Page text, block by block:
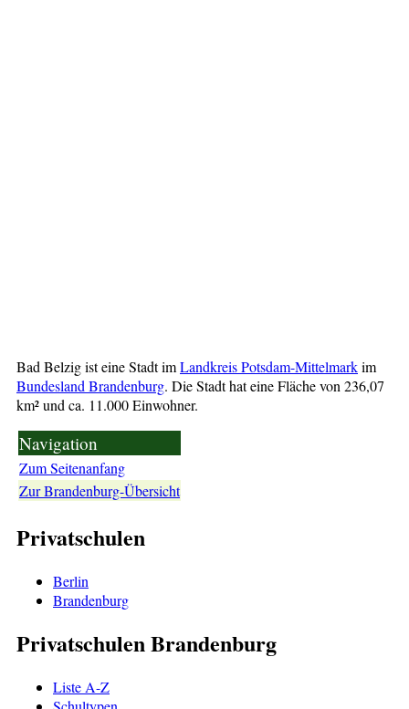
Bad Belzig ist eine Stadt imLandkreis Potsdam-Mittelmarkim
Bundesland Brandenburg. Die Stadt hat eine Fläche von 236,07
km² und ca. 11.000 Einwohner.
Navigation
Zum Seitenanfang
Zur Brandenburg-Übersicht
Privatschulen
Berlin
Brandenburg
Privatschulen Brandenburg
Liste A-Z